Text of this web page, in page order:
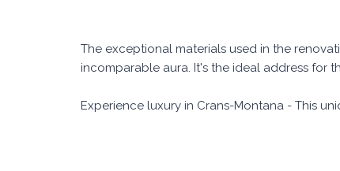
The exceptional materials used in the
incomparable aura. It's the ideal address for
Experience luxury in Crans-Montana - This